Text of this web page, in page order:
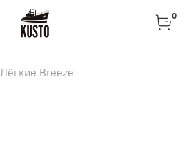
0
Лёгкие Breeze